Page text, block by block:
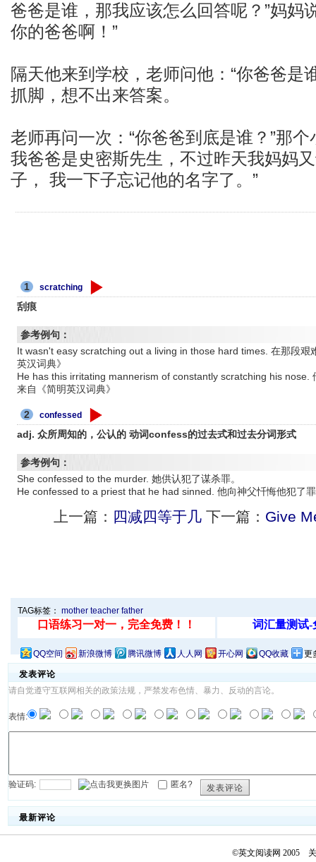
爸爸是谁，那我应该怎么回答呢？”妈妈
你的爸爸啊！”
隔天他来到学校，老师问他：“你爸爸是
抓脚，想不出来答案。
老师再问一次：“你爸爸到底是谁？”那
我爸爸是史密斯先生，不过昨天我妈妈
子， 我一下子忘记他的名字了。”
1 scratching
刮痕
参考例句：
It wasn't easy scratching out a living in those hard times. 在那段艰
英汉词典》
He has this irritating mannerism of constantly scratching his nose.
来自《简明英汉词典》
2 confessed
adj. 众所周知的，公认的 动词confess的过去式和过去分词形式
参考例句：
She confessed to the murder. 她供认犯了谋杀罪。
He confessed to a priest that he had sinned. 他向神父忏悔他犯了
上一篇： 四减四等于几 下一篇： Give
TAG标签： mother teacher father
QQ空间 新浪微博 腾讯微博 人人网 开心网 QQ收藏 更
发表评论
请自觉遵守互联网相关的政策法规，严禁发布色情、暴力、反动的言论。
表情:
验证码: 匿名? 发表评论
最新评论